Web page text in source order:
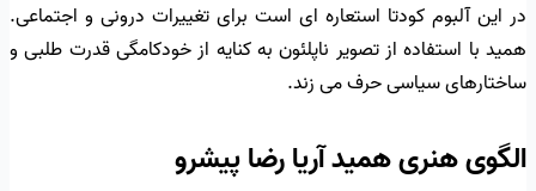
در این آلبوم کودتا استعاره ای است برای تغییرات درونی و اجتماعی.
همید با استفاده از تصویر ناپلئون به کنایه از خودکامگی قدرت طلبی و
ساختارهای سیاسی حرف می زند.
الگوی هنری همید آریا رضا پیشرو